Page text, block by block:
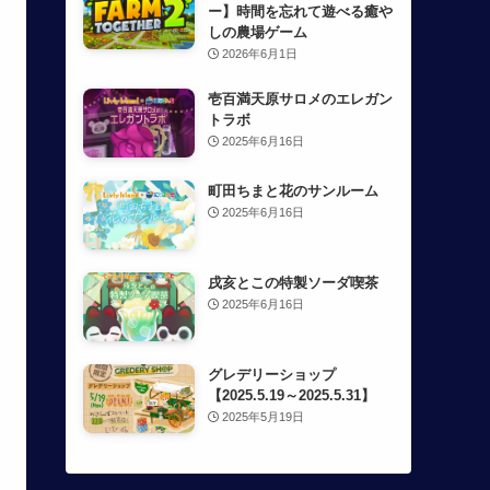
ー】時間を忘れて遊べる癒や
しの農場ゲーム
2026年6月1日
壱百満天原サロメのエレガン
トラボ
2025年6月16日
町田ちまと花のサンルーム
2025年6月16日
戌亥とこの特製ソーダ喫茶
2025年6月16日
グレデリーショップ
【2025.5.19～2025.5.31】
2025年5月19日